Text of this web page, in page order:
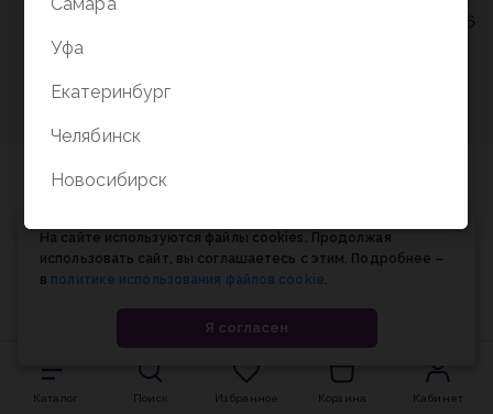
© Планета книги, 1998-2026
Каталог Поиск Избранное Корзина Кабинет
На сайте используются файлы cookies. Продолжая
использовать сайт, вы соглашаетесь с этим. Подробнее –
в политике использования файлов cookie.
Я согласен
Уфа
Екатеринбург
Челябинск
Новосибирск